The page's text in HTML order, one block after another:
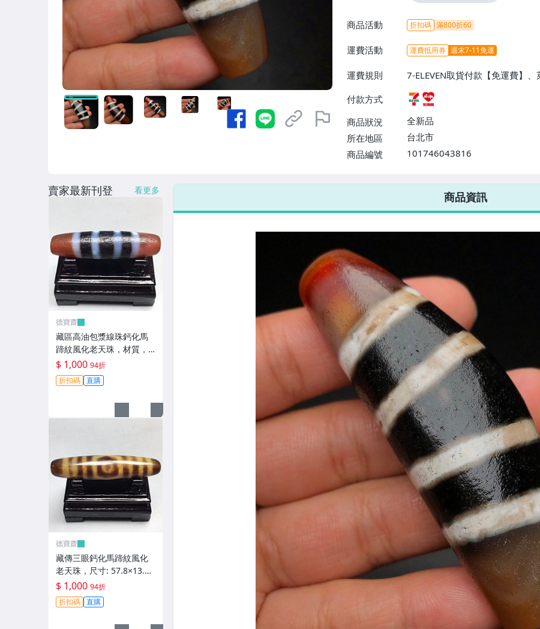
商品活動 折扣碼 滿800折60
運費活動 運費抵用券 週末7-11免運
運費規則
7-ELEVEN取貨付款【免運費】、
付款方式
商品狀況
全新品
所在地區
台北市
商品編號
101746043816
7-ELEVEN 運費只要38元
不限金額、筆數，筆筆優惠無限次！
商品資訊
賣家最新刊登 看更多
德寶齋
藏區高油包漿線珠鈣化馬
蹄紋風化老天珠，材質，
瑪瑙玉髓，尺寸：49.4×13
左 天珠 瑪瑙 硃砂【德寶
齋】408
$ 1,000 94折
折扣碼 直購
德寶齋
藏傳三眼鈣化馬蹄紋風化
老天珠，尺寸: 57.8×13.3
左右，材質：瑪瑙，玉
髓， 天珠 瑪瑙 硃砂【德寶
齋】407
$ 1,000 94折
折扣碼 直購